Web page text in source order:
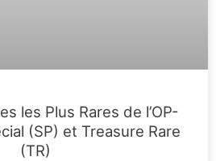
les Plus Rares de l’OP-
(SP) et Treasure Rare
(TR)